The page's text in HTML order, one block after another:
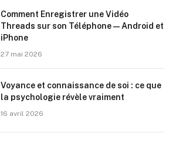
Comment Enregistrer une Vidéo
Threads sur son Téléphone — Android et
iPhone
27 mai 2026
Voyance et connaissance de soi : ce que
la psychologie révèle vraiment
16 avril 2026